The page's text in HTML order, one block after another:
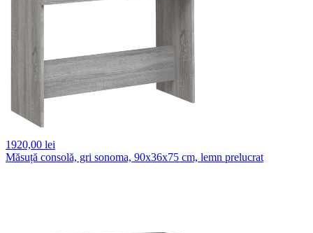
1920,00 lei
Măsuță consolă, gri sonoma, 90x36x75 cm, lemn prelucrat